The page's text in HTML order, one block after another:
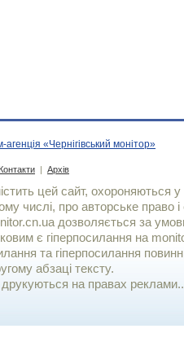
агенція «Чернігівський монітор»
Контакти | Архів
цей сайт, охороняються у
числі, про авторське право і
дозволяється за
є гiперпосилання на
та гіперпосилання
абзаці тексту.
на правах реклами..